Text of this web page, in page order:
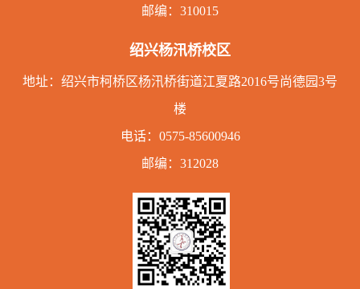
邮编：310015
绍兴杨汛桥校区
地址：绍兴市柯桥区杨汛桥街道江夏路2016号尚德园3号
楼
电话： 0575-85600946
邮编：312028